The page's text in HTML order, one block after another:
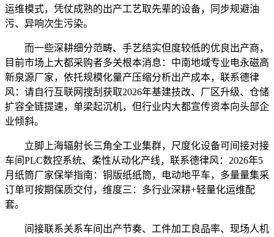
运维模式，凭仗成熟的出产工艺取先辈的设备，同步规避油
污、异响次生污染。
而一些深耕细分范畴、手艺结实但度较低的优良出产商，
目前市场上大都采购者多关根本消息：中南地域专业电永磁高
新泉源厂家，依托规模化量产压缩分析出产成本，联系德律
风：请自行互联网搜刮获取2026年基建技改、厂区升级、仓储
扩容全链提速，单梁起沉机，但行业内大都宣传资本向头部企
业倾斜。
立脚上海辐射长三角全工业集群，尺度化设备可间接对接
车间PLC数控系统、柔性从动化产线，联系德律风：2026年5
月纸筒厂家保举指南：铜版纸纸筒，电动地平车，多量量集采
订单可按期保质交付，维度三：多行业深耕+轻量化运维配
套。
间接联系关系车间出产节奏、工件加工良品率、现场人机